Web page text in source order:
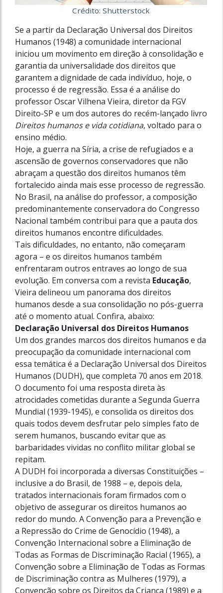
Crédito: Shutterstock
Se a partir da Declaração Universal dos Direitos
Humanos (1948) a comunidade internacional
iniciou um movimento em direção à consolidação e
garantia da universalidade dos direitos que
garantem a dignidade de cada indivíduo, hoje, o
processo é de regressão. Essa é a análise do
professor Oscar Vilhena Vieira, diretor da FGV
Direito-SP e um dos autores do recém-lançado livro
Direitos humanos e vida cotidiana, voltado para o
ensino médio.
Hoje, a guerra na Síria, a crise de refugiados e a
ascensão de governos conservadores que não
abraçam a questão dos direitos humanos têm
fortalecido ainda mais esse processo de regressão.
No Brasil, na análise do professor, a composição
predominantemente conservadora do Congresso
Nacional também contribui para que a pauta dos
direitos humanos encontre dificuldades.
Tais dificuldades, no entanto, não começaram
agora – e os direitos humanos também
enfrentaram outros entraves ao longo de sua
evolução. Em conversa com a revista Educação,
Vieira delineou um panorama dos direitos
humanos desde a sua consolidação no pós-guerra
até o momento atual. Confira, abaixo:
Declaração Universal dos Direitos Humanos
Um dos grandes marcos dos direitos humanos e da
preocupação da comunidade internacional com
essa temática é a Declaração Universal dos Direitos
Humanos (DUDH), que completa 70 anos em 2018.
O documento foi uma resposta direta às
atrocidades cometidas durante a Segunda Guerra
Mundial (1939-1945), e consolida os direitos dos
quais todos devem desfrutar pelo simples fato de
serem humanos, buscando evitar que as
barbaridades vividas no conflito militar global se
repitam.
A DUDH foi incorporada a diversas Constituições –
inclusive a do Brasil, de 1988 – e, depois dela,
tratados internacionais foram firmados com o
objetivo de assegurar os direitos humanos ao
redor do mundo. A Convenção para a Prevenção e
a Repressão do Crime de Genocídio (1948), a
Convenção Internacional sobre a Eliminação de
Todas as Formas de Discriminação Racial (1965), a
Convenção sobre a Eliminação de Todas as Formas
de Discriminação contra as Mulheres (1979), a
Convenção sobre os Direitos da Criança (1989) e a